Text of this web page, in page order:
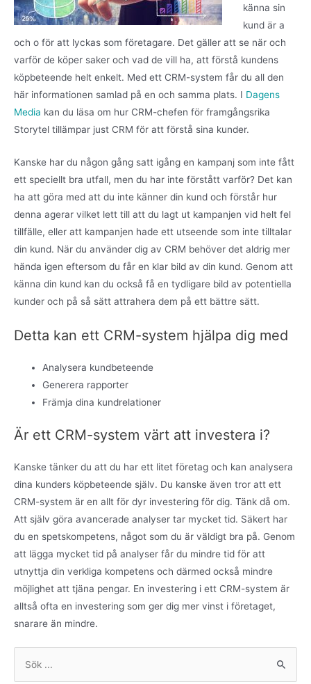
känna sin
kund är a
och o för att lyckas som företagare. Det gäller att se när och
varför de köper saker och vad de vill ha, att förstå kundens
köpbeteende helt enkelt. Med ett CRM-system får du all den
här informationen samlad på en och samma plats. I Dagens
Media kan du läsa om hur CRM-chefen för framgångsrika
Storytel tillämpar just CRM för att förstå sina kunder.
Kanske har du någon gång satt igång en kampanj som inte fått
ett speciellt bra utfall, men du har inte förstått varför? Det kan
ha att göra med att du inte känner din kund och förstår hur
denna agerar vilket lett till att du lagt ut kampanjen vid helt fel
tillfälle, eller att kampanjen hade ett utseende som inte tilltalar
din kund. När du använder dig av CRM behöver det aldrig mer
hända igen eftersom du får en klar bild av din kund. Genom att
känna din kund kan du också få en tydligare bild av potentiella
kunder och på så sätt attrahera dem på ett bättre sätt.
Detta kan ett CRM-system hjälpa dig med
Analysera kundbeteende
Generera rapporter
Främja dina kundrelationer
Är ett CRM-system värt att investera i?
Kanske tänker du att du har ett litet företag och kan analysera
dina kunders köpbeteende själv. Du kanske även tror att ett
CRM-system är en allt för dyr investering för dig. Tänk då om.
Att själv göra avancerade analyser tar mycket tid. Säkert har
du en spetskompetens, något som du är väldigt bra på. Genom
att lägga mycket tid på analyser får du mindre tid för att
utnyttja din verkliga kompetens och därmed också mindre
möjlighet att tjäna pengar. En investering i ett CRM-system är
alltså ofta en investering som ger dig mer vinst i företaget,
snarare än mindre.